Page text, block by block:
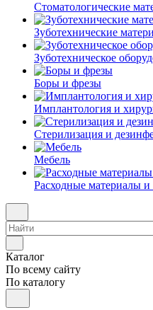
Стоматологические
Зуботехнические
Зуботехническое
Боры и фрезы
Имплантология и
Стерилизация и
Мебель
Расходные материалы и
Каталог
По всему сайту
По каталогу